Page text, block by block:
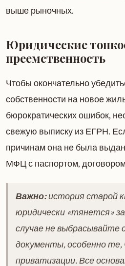
выше рыночных.
Юридические
преемственность
Чтобы окончательно
собственности на новое
бюрократических ошибок,
свежую выписку из ЕГРН.
причинам она не была
МФЦ с паспортом,
Важно:история старой
юридически «тянется»
случае не выбрасывайте
документы, особенно
приватизации. Все